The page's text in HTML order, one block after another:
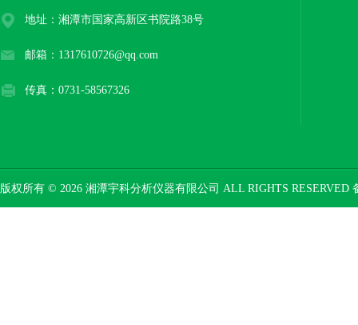
地址：湘潭市国家高新区书院路38号
邮箱：1317610726@qq.com
传真：0731-58567326
版权所有 © 2026 湘潭宇科分析仪器有限公司 ALL RIGHTS RESERVED